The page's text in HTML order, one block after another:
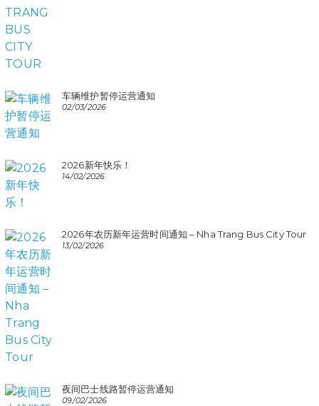
车辆维护暂停运营通知
02/03/2026
2026新年快乐！
14/02/2026
2026年农历新年运营时间通知 – Nha Trang Bus City Tour
13/02/2026
夜间巴士线路暂停运营通知
09/02/2026